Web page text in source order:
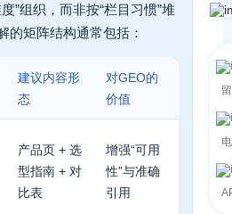
”组织，而非按“栏目习惯”堆
的矩阵结构通常包括：
建议内容形
态
对GEO的
价值
产品页 + 选
型指南 + 对
比表
增强“可用
性”与准确
引用